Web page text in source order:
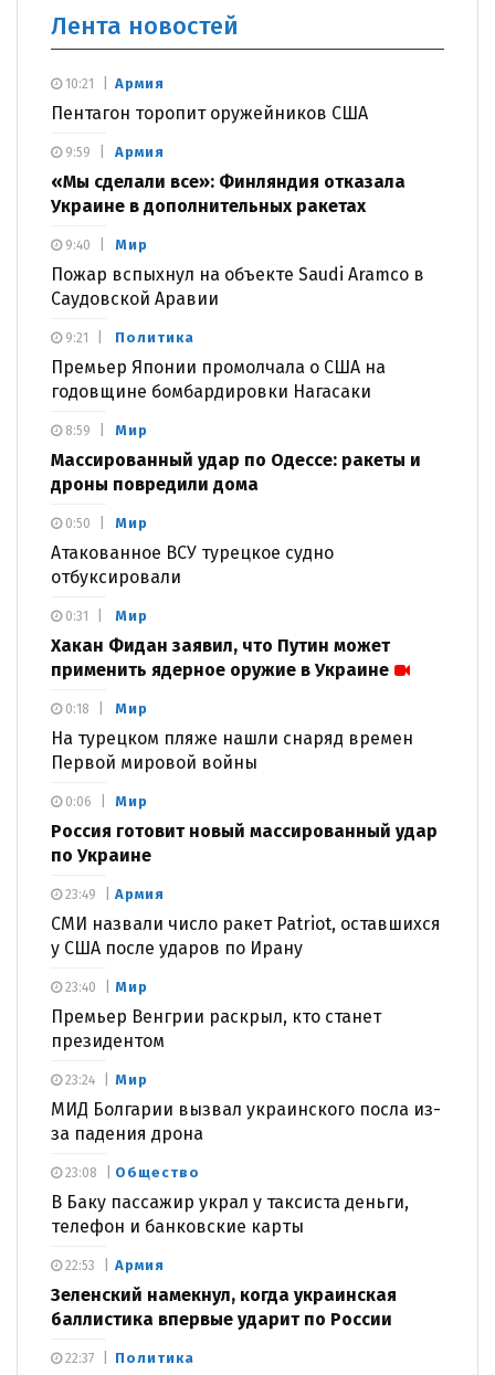
Лента новостей
Армия
Пентагон торопит оружейников США
10:21
Армия
«Мы сделали все»: Финляндия отказала
Украине в дополнительных ракетах
9:59
Мир
Пожар вспыхнул на объекте Saudi Aramco в
Саудовской Аравии
9:40
Политика
Премьер Японии промолчала о США на
годовщине бомбардировки Нагасаки
9:21
Мир
Массированный удар по Одессе: ракеты и
дроны повредили дома
8:59
Мир
Атакованное ВСУ турецкое судно
отбуксировали
0:50
Мир
Хакан Фидан заявил, что Путин может
применить ядерное оружие в Украине
0:31
Мир
На турецком пляже нашли снаряд времен
Первой мировой войны
0:18
Мир
Россия готовит новый массированный удар
по Украине
0:06
Армия
СМИ назвали число ракет Patriot, оставшихся
у США после ударов по Ирану
23:49
Мир
Премьер Венгрии раскрыл, кто станет
президентом
23:40
Мир
МИД Болгарии вызвал украинского посла из-
за падения дрона
23:24
Общество
В Баку пассажир украл у таксиста деньги,
телефон и банковские карты
23:08
Армия
Зеленский намекнул, когда украинская
баллистика впервые ударит по России
22:53
Политика
22:37